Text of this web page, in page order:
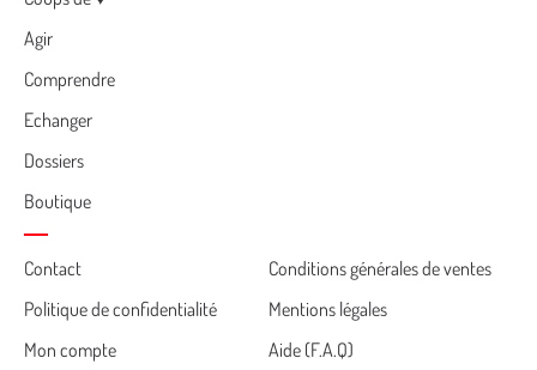
Agir
Comprendre
Echanger
Dossiers
Boutique
Cemea
footer
Contact
Conditions générales de ventes
Politique de confidentialité
Mentions légales
Mon compte
Aide (F.A.Q)